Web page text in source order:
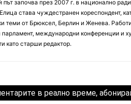
път започва през 2007 г. в национално
става чуждестранен кореспондент,
теми от Брюксел, Берлин и Женева.
парламент, международни конференции и
като старши редактор.
в реално време,